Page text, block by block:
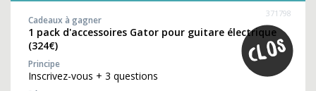
371798
Cadeaux à gagner
1 pack d'accessoires Gator pour guitare électrique
(324€)
Principe
Inscrivez-vous + 3 questions